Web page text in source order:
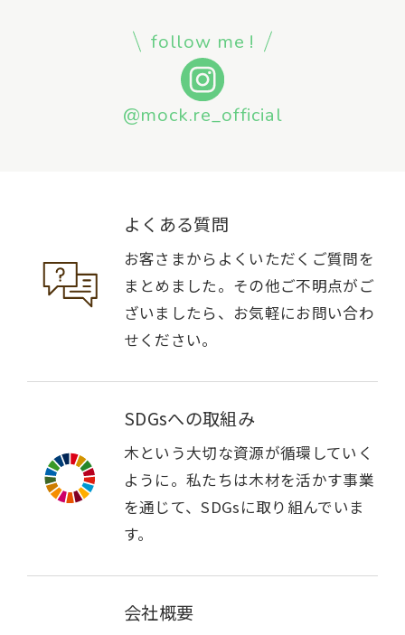
follow me !
@mock.re_official
よくある質問
お客さまからよくいただくご質問を
まとめました。その他ご不明点がご
ざいましたら、お気軽にお問い合わ
せください。
SDGsへの取組み
木という大切な資源が循環していく
ように。私たちは木材を活かす事業
を通じて、SDGsに取り組んでいま
す。
会社概要